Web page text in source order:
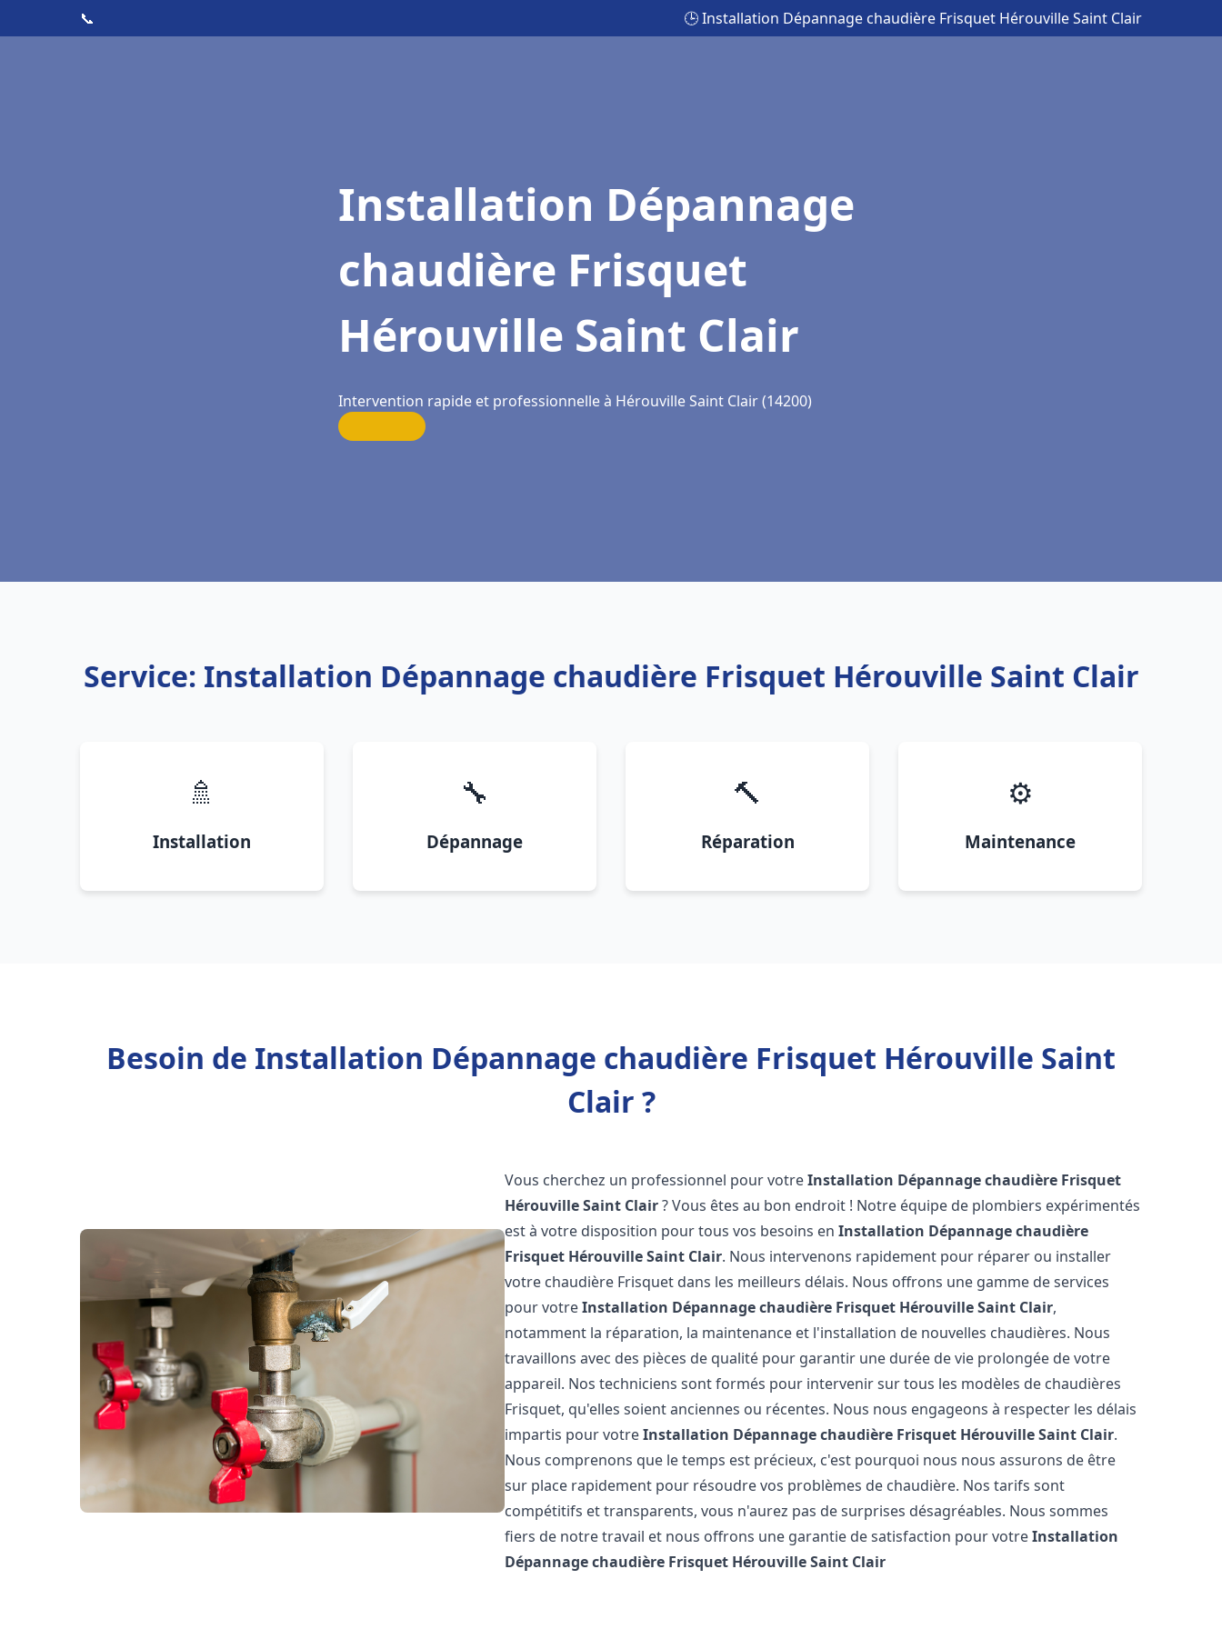
📞 🕒 Installation Dépannage chaudière Frisquet Hérouville Saint Clair
Installation Dépannage
chaudière Frisquet
Hérouville Saint Clair
Intervention rapide et professionnelle à Hérouville Saint Clair (14200)
Service: Installation Dépannage chaudière Frisquet Hérouville Saint Clair
🚿
Installation
🔧
Dépannage
🔨
Réparation
⚙️
Maintenance
Besoin de Installation Dépannage chaudière Frisquet Hérouville Saint
Clair ?
Vous cherchez un professionnel pour votreInstallation Dépannage chaudière Frisquet
Hérouville Saint Clair? Vous êtes au bon endroit ! Notre équipe de plombiers expérimentés
est à votre disposition pour tous vos besoins enInstallation Dépannage chaudière
Frisquet Hérouville Saint Clair. Nous intervenons rapidement pour réparer ou installer
votre chaudière Frisquet dans les meilleurs délais. Nous offrons une gamme de services
pour votreInstallation Dépannage chaudière Frisquet Hérouville Saint Clair,
notamment la réparation, la maintenance et l'installation de nouvelles chaudières. Nous
travaillons avec des pièces de qualité pour garantir une durée de vie prolongée de votre
appareil. Nos techniciens sont formés pour intervenir sur tous les modèles de chaudières
Frisquet, qu'elles soient anciennes ou récentes. Nous nous engageons à respecter les délais
impartis pour votreInstallation Dépannage chaudière Frisquet Hérouville Saint Clair.
Nous comprenons que le temps est précieux, c'est pourquoi nous nous assurons de être
sur place rapidement pour résoudre vos problèmes de chaudière. Nos tarifs sont
compétitifs et transparents, vous n'aurez pas de surprises désagréables. Nous sommes
fiers de notre travail et nous offrons une garantie de satisfaction pour votreInstallation
Dépannage chaudière Frisquet Hérouville Saint Clair